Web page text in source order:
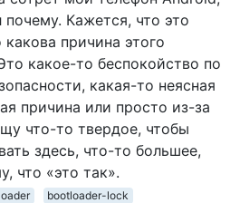
почему. Кажется, что это
какова причина этого
какое-то беспокойство по
какая-то неясная
причина или просто из-за
что-то твердое, чтобы
здесь, что-то большее,
что «это так».
bootloader-lock